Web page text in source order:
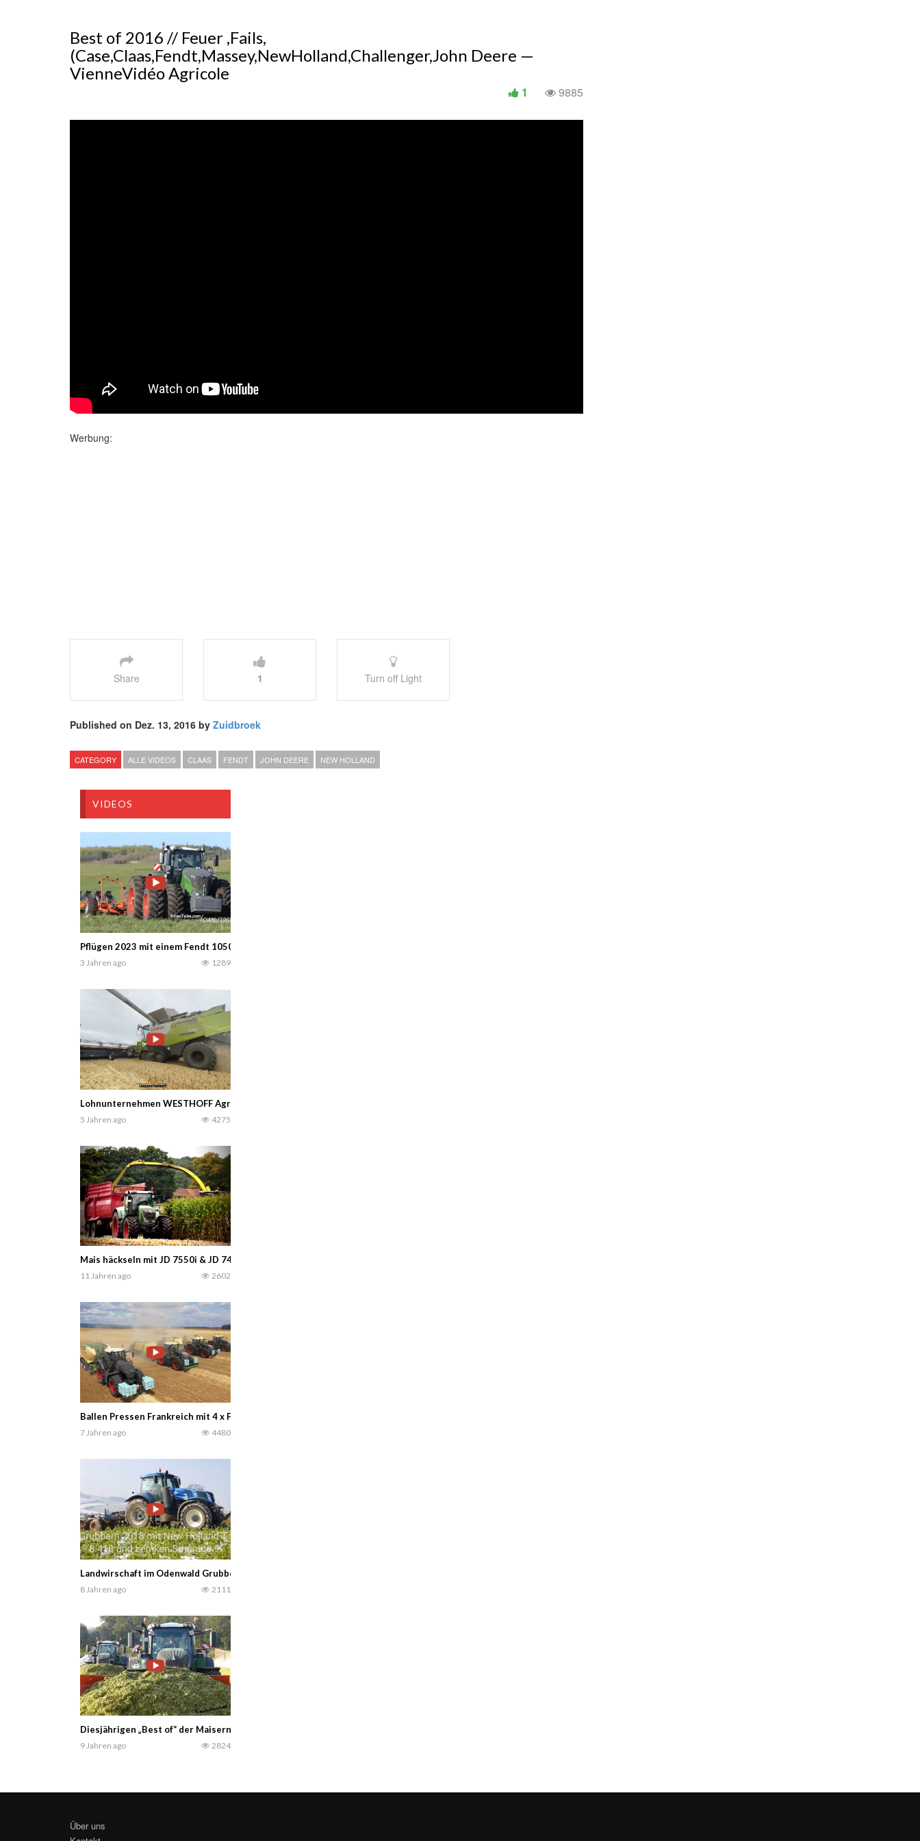
Best of 2016 // Feuer ,Fails,
(Case,Claas,Fendt,Massey,NewHolland,Challenger,John Deere —
VienneVidéo Agricole
9885
1
Werbung:
Share 1 Turn off Light
Published on Dez. 13, 2016 by Zuidbroek
CATEGORY ALLE VIDEOS CLAAS FENDT JOHN DEERE NEW HOLLAND
VIDEOS
Pflügen 2023 mit einem Fendt 1050 Vario + 10 furrow Kuhn Vari-Challenger — iOWNaFERGUSON
3 Jahren ago 1289
Lohnunternehmen WESTHOFF Agrar Startet in die Getreideernte 2021 hier ist nichts STANDART – K700 28.1R26 Hinterrat Bereifung – LandwirtschaftForstwirtschaft
5 Jahren ago 4275
Mais häckseln mit JD 7550i & JD 7480i.Lohnunternehmen Bollwerk. -LandtechnikMünsterland-
11 Jahren ago 2602
Ballen Pressen Frankreich mit 4 x FENDT 1050 & 900 BLACK BEAUTY und 4 KRONE HDP I et II
7 Jahren ago 4480
Landwirschaft im Odenwald Grubbern 2018 mit New Holland T 8.410 und Lemken Smaragd 9
8 Jahren ago 2111
Diesjährigen „Best of“ der Maisernte 2017 in Mecklenburg-Vorpommern | Claas, Fendt, John Deere, Krone | Osters&Voss| XXL — Landwirtschaft in MV
9 Jahren ago 2824
Über uns